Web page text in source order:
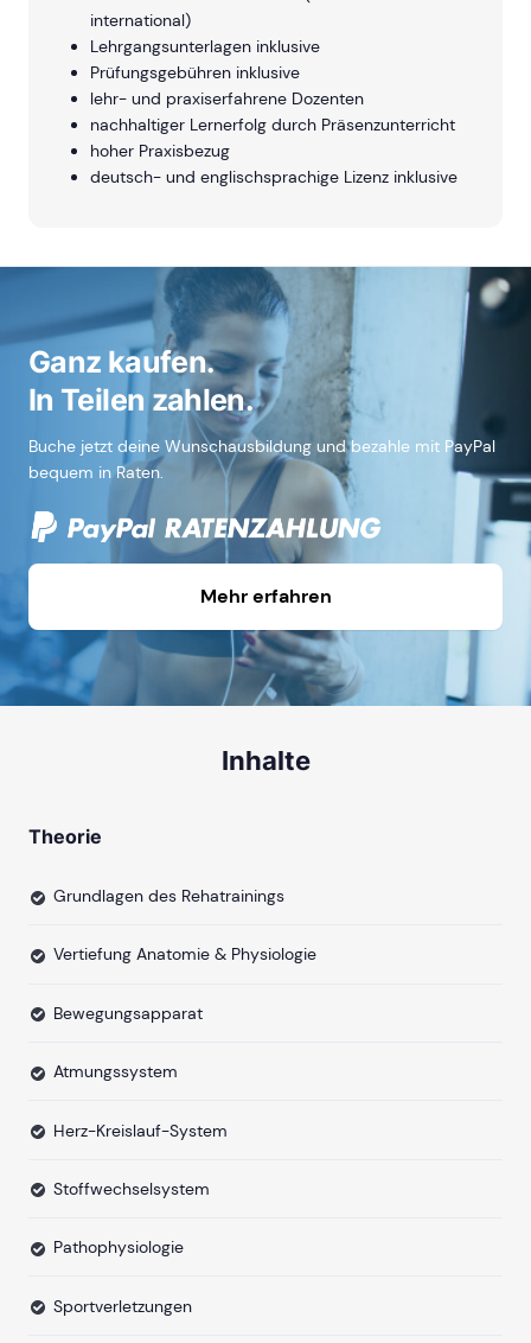
international)
Lehrgangsunterlagen inklusive
Prüfungsgebühren inklusive
lehr- und praxiserfahrene Dozenten
nachhaltiger Lernerfolg durch Präsenzunterricht
hoher Praxisbezug
deutsch- und englischsprachige Lizenz inklusive
Ganz kaufen.
In Teilen zahlen.
Buche jetzt deine Wunschausbildung und bezahle mit PayPal
bequem in Raten.
Mehr erfahren
Inhalte
Theorie
Grundlagen des Rehatrainings
Vertiefung Anatomie & Physiologie
Bewegungsapparat
Atmungssystem
Herz-Kreislauf-System
Stoffwechselsystem
Pathophysiologie
Sportverletzungen